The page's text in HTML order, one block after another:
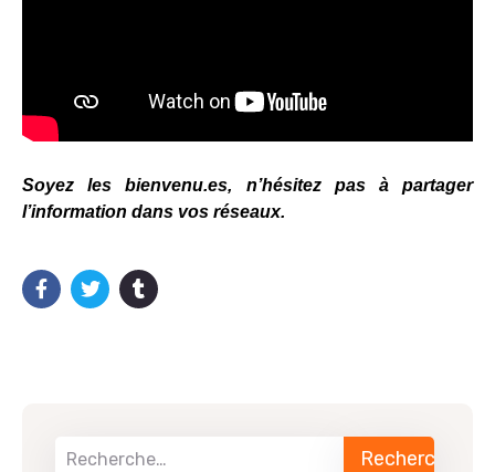
Soyez les bienvenu.es, n’hésitez pas à partager
l’information dans vos réseaux.